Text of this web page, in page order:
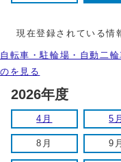
現在登録されている情
自転車・駐輪場・自動二
のを見る
2026年度
4月 5月
8月 9月